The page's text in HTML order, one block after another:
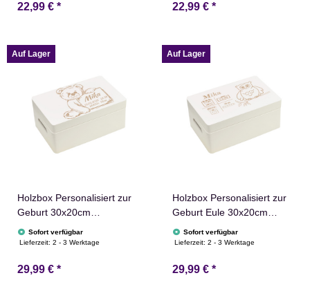
22,99 € * 22,99 € *
Auf Lager
Holzbox Personalisiert zur
Geburt 30x20cm
Aufbewahrungsbox Weiß
Sofort verfügbar
Lieferzeit:2 - 3 Werktage
29,99 € *
Auf Lager
Holzbox Personalisiert zur
Geburt Eule 30x20cm
Aufbewahrungsbox Weiß
Sofort verfügbar
Lieferzeit:2 - 3 Werktage
29,99 € *